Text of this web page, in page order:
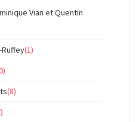
Vian et Quentin
Ruffey(1)
(8)